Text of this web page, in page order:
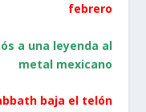
febrero
a una leyenda al
metal mexicano
baja el telón